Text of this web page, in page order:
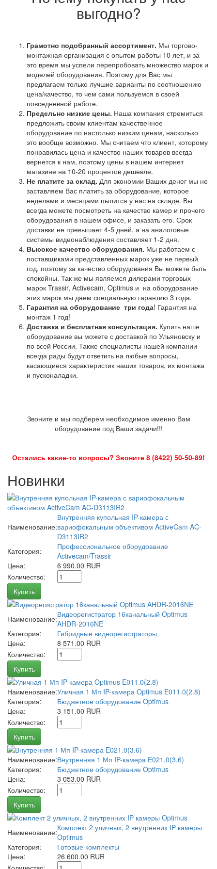
выгодно?
Грамотно подобранный ассортимент. Мы торгово-
монтажная организация с опытом работы 10 лет, и за
это время мы успели перепробовать множество марок и
моделей оборудования. Поэтому для Вас мы
предлагаем только лучшие варианты по соотношению
цена/качество, то чем сами пользуемся в своей
повседневной работе.
Предельно низкие цены. Наша компания стремиться
предложить своим клиентам качественное
оборудование по настолько низким ценам, насколько
это вообще возможно. Мы считаем что клиент, которому
понравилась цена и качество наших товаров всегда
вернется к нам, поэтому цены в нашем интернет
магазине на 10-20 процентов дешевле.
Не платите за склад. Для экономии Ваших денег мы не
заставляем Вас платить за оборудование, которое
неделями и месяцами пылится у нас на складе. Вы
всегда можете посмотреть на качество камер и прочего
оборудования в нашем офисе, и заказать его. Срок
доставки не превышает 4-5 дней, а на аналоговые
системы видеонаблюдения составляет 1-2 дня.
Высокое качество оборудования. Мы работаем с
поставщиками представленных марок уже не первый
год, поэтому за качество оборудования Вы можете быть
спокойны. Так же мы являемся дилерами торговых
марок Trassir, Activecam, Optimus и на оборудование
этих марок мы даем специальную гарантию 3 года.
Гарантия на оборудование три года! Гарантия на
монтаж 1 год!
Доставка и бесплатная консультация. Купить наше
оборудование вы можете с доставкой по Ульяновску и
по всей России. Также специалисты нашей компании
всегда рады будут ответить на любые вопросы,
касающиеся характеристик наших товаров, их монтажа
и пусконаладки.
Звоните и мы подберем необходимое именно Вам
оборудование под Ваши задачи!!!
Остались какие-то вопросы? Звоните 8 (8422) 50-50-89!
Новинки
Наименование:
Внутренняя купольная IP-камера с
вариофокальным объективом ActiveCam AC-
D3113IR2
Категория:
Профессиональное оборудование
Activecam/Trassir
Цена:
6 990.00 RUR
Количество:
Купить
Наименование:Видеорегистратор 16канальный Optimus
AHDR-2016NE
Категория:
Гибридные видеорегистраторы
Цена:
8 571.00 RUR
Количество:
Купить
Наименование:Уличная 1 Мп IP-камера Optimus E011.0(2.8)
Категория:
Бюджетное оборудование Optimus
Цена:
3 151.00 RUR
Количество:
Купить
Наименование:Внутренняя 1 Мп IP-камера E021.0(3.6)
Категория:
Бюджетное оборудование Optimus
Цена:
3 053.00 RUR
Количество:
Купить
Наименование:Комплект 2 уличных, 2 внутренних IP камеры
Optimus
Категория:
Готовые комплекты
Цена:
26 600.00 RUR